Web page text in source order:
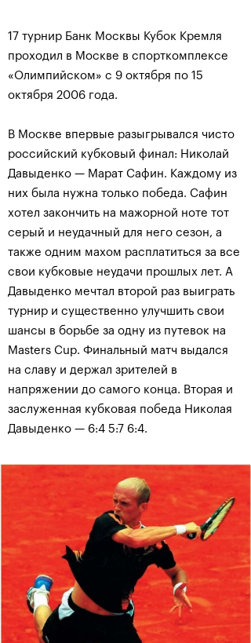
17 турнир Банк Москвы Кубок Кремля
проходил в Москве в спорткомплексе
«Олимпийском» с 9 октября по 15
октября 2006 года.
В Москве впервые разыгрывался чисто
российский кубковый финал: Николай
Давыденко — Марат Сафин. Каждому из
них была нужна только победа. Сафин
хотел закончить на мажорной ноте тот
серый и неудачный для него сезон, а
также одним махом расплатиться за все
свои кубковые неудачи прошлых лет. А
Давыденко мечтал второй раз выиграть
турнир и существенно улучшить свои
шансы в борьбе за одну из путевок на
Masters Cup. Финальный матч выдался
на славу и держал зрителей в
напряжении до самого конца. Вторая и
заслуженная кубковая победа Николая
Давыденко — 6:4 5:7 6:4.